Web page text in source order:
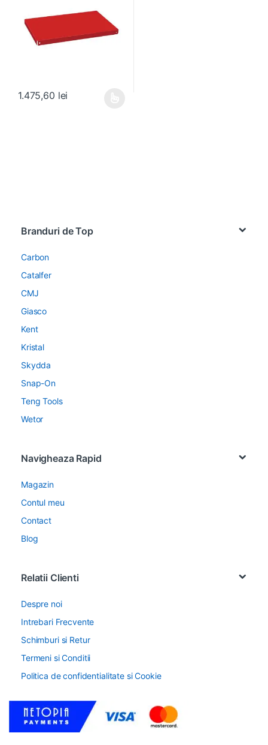
1.475,60 lei
Branduri de Top
Carbon
Catalfer
CMJ
Giasco
Kent
Kristal
Skydda
Snap-On
Teng Tools
Wetor
Navigheaza Rapid
Magazin
Contul meu
Contact
Blog
Relatii Clienti
Despre noi
Intrebari Frecvente
Schimburi si Retur
Termeni si Conditii
Politica de confidentialitate si Cookie